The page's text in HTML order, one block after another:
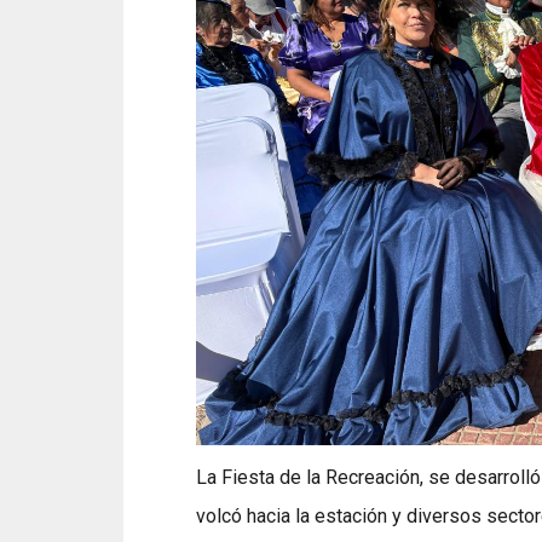
La Fiesta de la Recreación, se
volcó hacia la estación y diversos